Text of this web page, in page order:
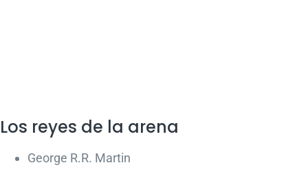
Los reyes de la arena
George R.R. Martin